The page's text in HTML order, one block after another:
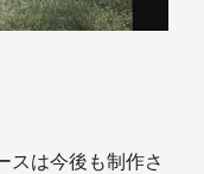
スは今後も制作さ